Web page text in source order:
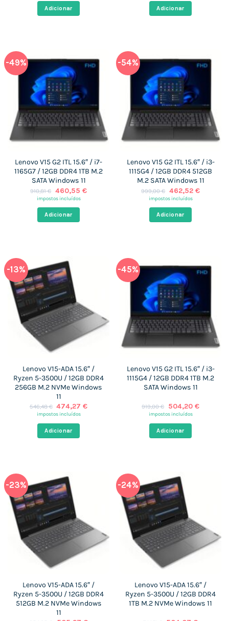
era:
818,31 €.
Adicionar
era:
669,00 €.
Adicionar
-49%
Lenovo V15 G2 ITL 15.6″ / i7-
1165G7 / 12GB DDR4 1TB M.2
SATA Windows 11
910,81€ O
preço
era:
910,81 €.
460,55 €O
impostos incluídos
Adicionar
-54%
Lenovo V15 G2 ITL 15.6″ / i3-
1115G4 / 12GB DDR4 512GB
M.2 SATA Windows 11
999,00€ O
preço
era:
999,00 €.
462,52 €O
impostos incluídos
Adicionar
-13%
Lenovo V15-ADA 15.6″ /
Ryzen 5-3500U / 12GB DDR4
256GB M.2 NVMe Windows
11
546,48€ O
preço
era:
546,48 €.
474,27€O
impostos incluídos
Adicionar
-45%
Lenovo V15 G2 ITL 15.6″ / i3-
1115G4 / 12GB DDR4 1TB M.2
SATA Windows 11
919,00€
O
preço
era:
919,00 €.
504,20 €O
impostos incluídos
Adicionar
-23%
Lenovo V15-ADA 15.6″ /
Ryzen 5-3500U / 12GB DDR4
512GB M.2 NVMe Windows
11
-24%
Lenovo V15-ADA 15.6″ /
Ryzen 5-3500U / 12GB DDR4
1TB M.2 NVMe Windows 11